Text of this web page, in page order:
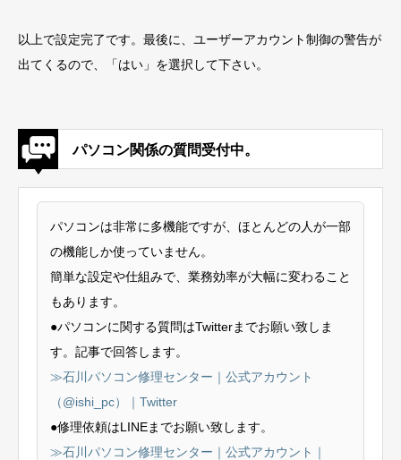
以上で設定完了です。最後に、ユーザーアカウント制御の警告が
出てくるので、「はい」を選択して下さい。
パソコン関係の質問受付中。
パソコンは非常に多機能ですが、ほとんどの人が一部
の機能しか使っていません。
簡単な設定や仕組みで、業務効率が大幅に変わること
もあります。
●パソコンに関する質問はTwitterまでお願い致しま
す。記事で回答します。
≫石川パソコン修理センター｜公式アカウント
（@ishi_pc）｜Twitter
●修理依頼はLINEまでお願い致します。
≫石川パソコン修理センター｜公式アカウント｜